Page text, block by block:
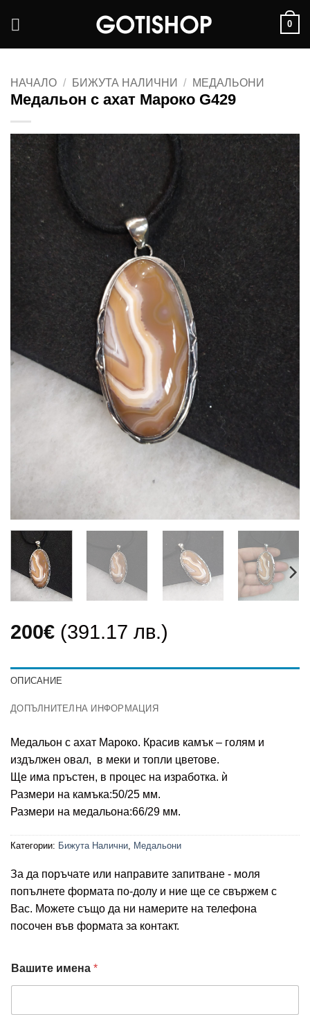
0
НАЧАЛО / БИЖУТА НАЛИЧНИ / МЕДАЛЬОНИ
Медальон с ахат Мароко G429
200€ (391.17 лв.)
ОПИСАНИЕ
ДОПЪЛНИТЕЛНА ИНФОРМАЦИЯ
Медальон с ахат Мароко. Красив камък – голям и
издължен овал, в меки и топли цветове.
Ще има пръстен, в процес на изработка. ѝ
Размери на камъка:50/25 мм.
Размери на медальона:66/29 мм.
Категории: Бижута Налични Медальони
За да поръчате или направите запитване - моля
попълнете формата по-долу и ние ще се свържем с
Вас. Можете също да ни намерите на телефона
посочен във формата за контакт.
т
е
Вашите имена *